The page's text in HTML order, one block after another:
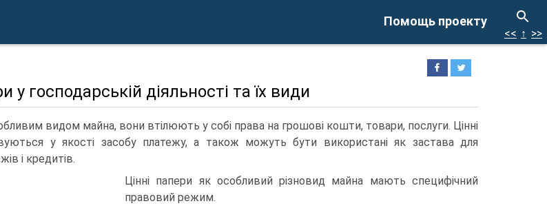
Помощь проекту
<< ↑ >>
у господарській діяльності та їх види
видом майна, вони втілюють у собі права на грошові кошти, товари, послуги. Цінні
у якості засобу платежу, а також можуть бути використані як застава для
і кредитів.
Цінні папери як особливий різновид майна мають специфічний
правовий режим.